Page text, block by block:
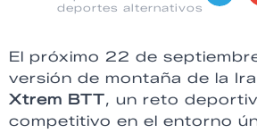
deportes alternativos
El próximo 22 de
versión de montaña de la
Xtrem BTT, un reto
competitivo en el entorno